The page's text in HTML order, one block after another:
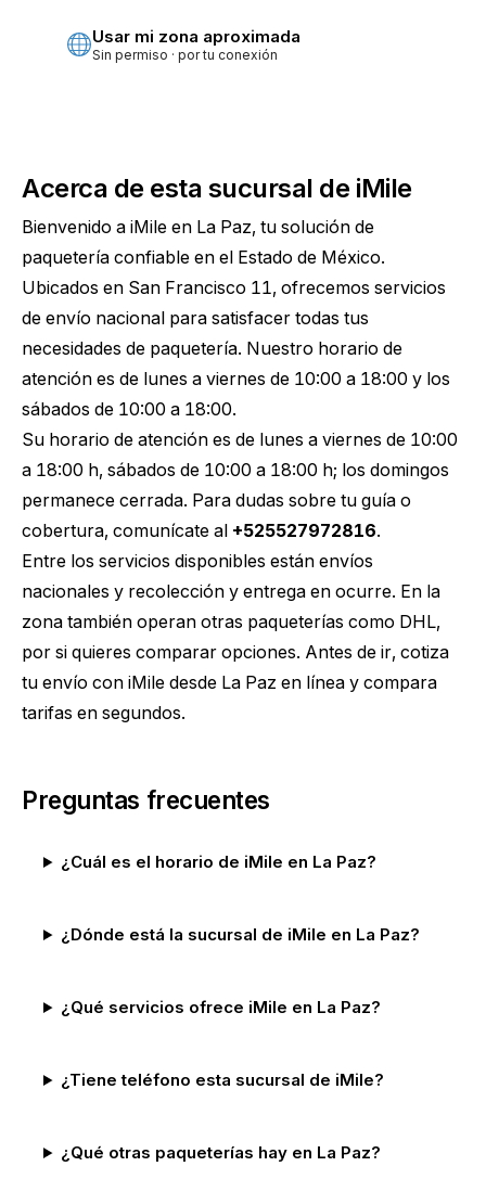
Usar mi zona aproximada
Sin permiso · por tu conexión
Acerca de esta sucursal de iMile
Bienvenido a iMile en La Paz, tu solución de
paquetería confiable en el Estado de México.
Ubicados en San Francisco 11, ofrecemos servicios
de envío nacional para satisfacer todas tus
necesidades de paquetería. Nuestro horario de
atención es de lunes a viernes de 10:00 a 18:00 y los
sábados de 10:00 a 18:00.
Su horario de atención es de lunes a viernes de 10:00
a 18:00 h, sábados de 10:00 a 18:00 h; los domingos
permanece cerrada. Para dudas sobre tu guía o
cobertura, comunícate al +525527972816.
Entre los servicios disponibles están envíos
nacionales y recolección y entrega en ocurre. En la
zona también operan otras paqueterías como DHL,
por si quieres comparar opciones. Antes de ir, cotiza
tu envío con iMile desde La Paz en línea y compara
tarifas en segundos.
Preguntas frecuentes
¿Cuál es el horario de iMile en La Paz?
¿Dónde está la sucursal de iMile en La Paz?
¿Qué servicios ofrece iMile en La Paz?
¿Tiene teléfono esta sucursal de iMile?
¿Qué otras paqueterías hay en La Paz?